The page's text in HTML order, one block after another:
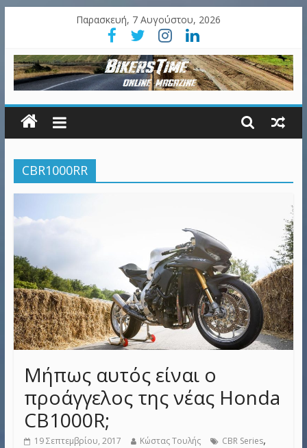
Παρασκευή, 7 Αυγούστου, 2026
CBR1000RR
Μήπως αυτός είναι ο
προάγγελος της νέας Honda
CB1000R;
19 Σεπτεμβρίου, 2017 Κώστας Τουλής CBR Series,